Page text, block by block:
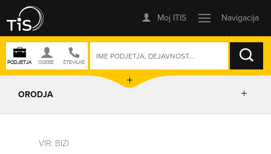
ISKANJE
ORODJA
VIR: BIZI